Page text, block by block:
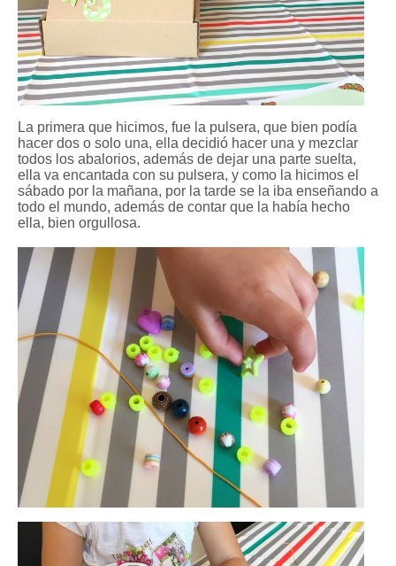
La primera que hicimos, fue la pulsera, que bien podía
hacer dos o solo una, ella decidió hacer una y mezclar
todos los abalorios, además de dejar una parte suelta,
ella va encantada con su pulsera, y como la hicimos el
sábado por la mañana, por la tarde se la iba enseñando a
todo el mundo, además de contar que la había hecho
ella, bien orgullosa.